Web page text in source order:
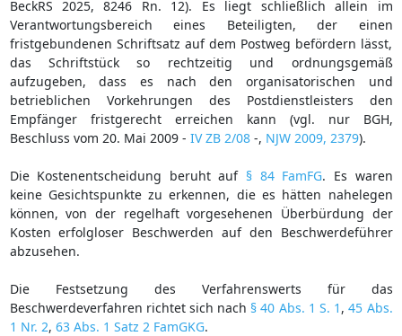
BeckRS 2025, 8246 Rn. 12). Es liegt schließlich allein im
Verantwortungsbereich eines Beteiligten, der einen
fristgebundenen Schriftsatz auf dem Postweg befördern lässt,
das Schriftstück so rechtzeitig und ordnungsgemäß
aufzugeben, dass es nach den organisatorischen und
betrieblichen Vorkehrungen des Postdienstleisters den
Empfänger fristgerecht erreichen kann (vgl. nur BGH,
Beschluss vom 20. Mai 2009 - IV ZB 2/08-, NJW 2009, 2379).
Die Kostenentscheidung beruht auf § 84 FamFG. Es waren
keine Gesichtspunkte zu erkennen, die es hätten nahelegen
können, von der regelhaft vorgesehenen Überbürdung der
Kosten erfolgloser Beschwerden auf den Beschwerdeführer
abzusehen.
Die Festsetzung des Verfahrenswerts für das
Beschwerdeverfahren richtet sich nach § 40 Abs. 1 S. 1 ,45 Abs.
1 Nr. 2, 63 Abs. 1 Satz 2 FamGKG.